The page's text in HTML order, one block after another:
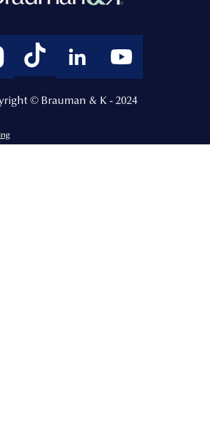
© Brauman & K - 2024